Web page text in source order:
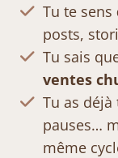
Tu te sens
posts,
Tu sais
ventes
Tu as
pauses…
même